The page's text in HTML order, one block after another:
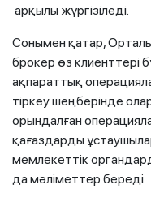
арқылы жүргізіледі.
Сонымен қатар,
брокер өз клиенттері
ақпараттық
тіркеу шеңберінде
орындалған
қағаздарды
мемлекеттік
да мәліметтер береді.